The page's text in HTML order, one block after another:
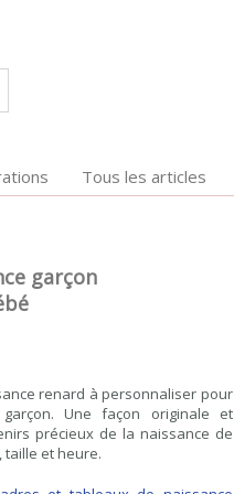
Tous les articles
garçon
renard à personnaliser pour
Une façon originale et
précieux de la naissance de
taille et heure.